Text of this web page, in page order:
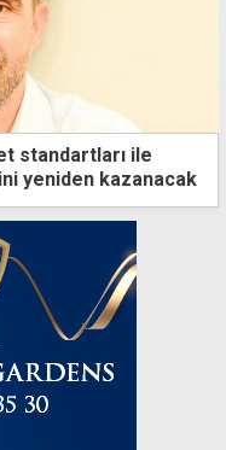
standartları ile
yeniden kazanacak